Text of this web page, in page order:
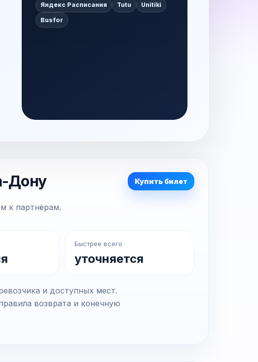
Яндекс Расписания Tutu Unitiki
Busfor
Дону
к партнёрам.
Купить билет
Быстрее всего
уточняется
и доступных мест.
возврата и конечную